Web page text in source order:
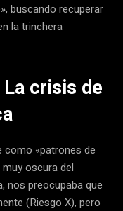
buscando recuperar
la trinchera
crisis de
como «patrones de
oscura del
nos preocupaba que
(Riesgo X), pero